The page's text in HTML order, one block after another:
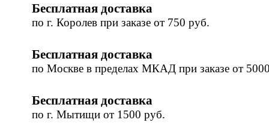
Бесплатная доставка
по г. Королев при заказе от 750 руб.
Бесплатная доставка
по Москве в пределах МКАД при заказе от
Бесплатная доставка
по г. Мытищи от 1500 руб.